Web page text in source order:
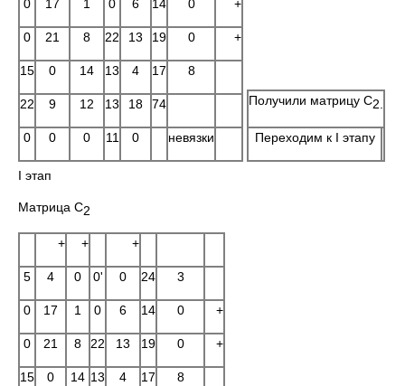
0 17 1 0 6 14 0 +
0 21 8 22 13 19 0 +
15 0 14 13 4 17 8
22 9 12 13 18 74
0 0 0 11 0 невязки
Получили матрицу C2.
Переходим к I этапу
I этап
Матрица C2
+ + +
5 4 0 0' 0 24 3
0 17 1 0 6 14 0 +
0 21 8 22 13 19 0 +
15 0 14 13 4 17 8